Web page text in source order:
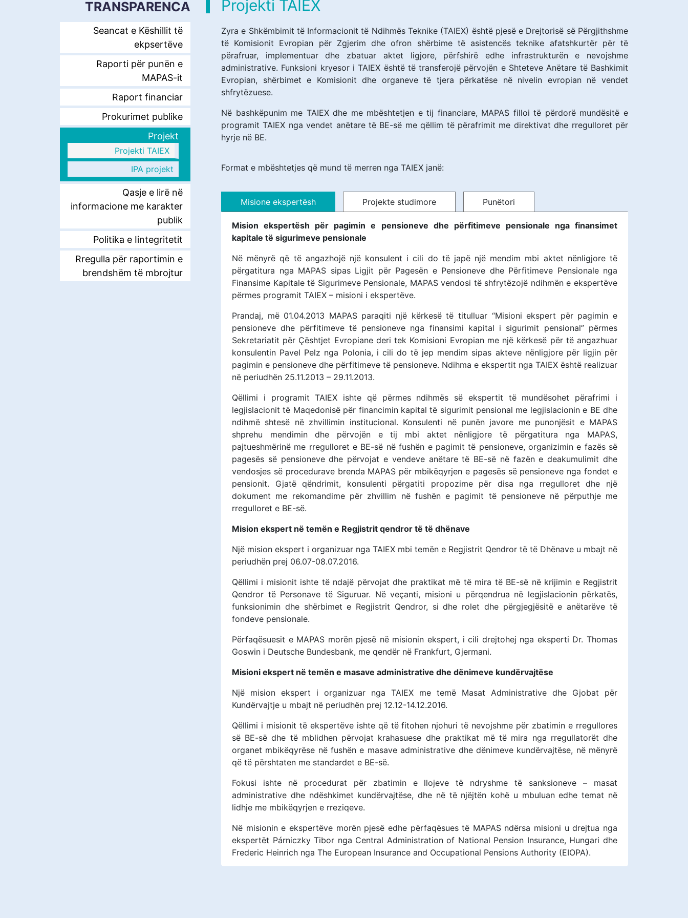
TRANSPARENCA
Seancat e Këshillit të
ekpsertëve
Raporti për punën e
MAPAS-it
Raport financiar
Prokurimet publike
Projekt
Projekti TAIEX
IPA projekt
Qasje e lirë në
informacione me karakter
publik
Politika e Iintegritetit
Rregulla për raportimin e
brendshëm të mbrojtur
Projekti TAIEX
Zyra e Shkëmbimit të Informacionit të Ndihmës Teknike (TAIEX) është pjesë e Drejtorisë së Përgjithshme
të Komisionit Evropian për Zgjerim dhe ofron shërbime të asistencës teknike afatshkurtër për të
përafruar, implementuar dhe zbatuar aktet ligjore, përfshirë edhe infrastrukturën e nevojshme
administrative. Funksioni kryesor i TAIEX është të transferojë përvojën e Shteteve Anëtare të Bashkimit
Evropian, shërbimet e Komisionit dhe organeve të tjera përkatëse në nivelin evropian në vendet
shfrytëzuese.
Në bashkëpunim me TAIEX dhe me mbështetjen e tij financiare, MAPAS filloi të përdorë mundësitë e
programit TAIEX nga vendet anëtare të BE-së me qëllim të përafrimit me direktivat dhe rregulloret për
hyrje në BE.
Format e mbështetjes që mund të merren nga TAIEX janë:
Misione ekspertësh Projekte studimore Punëtori
Mision ekspertësh për pagimin e pensioneve dhe përfitimeve pensionale nga finansimet
kapitale të sigurimeve pensionale
Në mënyrë që të angazhojë një konsulent i cili do të japë një mendim mbi aktet nënligjore të
përgatitura nga MAPAS sipas Ligjit për Pagesën e Pensioneve dhe Përfitimeve Pensionale nga
Finansime Kapitale të Sigurimeve Pensionale, MAPAS vendosi të shfrytëzojë ndihmën e ekspertëve
përmes programit TAIEX – misioni i ekspertëve.
Prandaj, më 01.04.2013 MAPAS paraqiti një kërkesë të titulluar “Misioni ekspert për pagimin e
pensioneve dhe përfitimeve të pensioneve nga finansimi kapital i sigurimit pensional” përmes
Sekretariatit për Çështjet Evropiane deri tek Komisioni Evropian me një kërkesë për të angazhuar
konsulentin Pavel Pelz nga Polonia, i cili do të jep mendim sipas akteve nënligjore për ligjin për
pagimin e pensioneve dhe përfitimeve të pensioneve. Ndihma e ekspertit nga TAIEX është realizuar
në periudhën 25.11.2013 – 29.11.2013.
Qëllimi i programit TAIEX ishte që përmes ndihmës së ekspertit të mundësohet përafrimi i
legjislacionit të Maqedonisë për financimin kapital të sigurimit pensional me legjislacionin e BE dhe
ndihmë shtesë në zhvillimin institucional. Konsulenti në punën javore me punonjësit e MAPAS
shprehu mendimin dhe përvojën e tij mbi aktet nënligjore të përgatitura nga MAPAS,
pajtueshmërinë me rregulloret e BE-së në fushën e pagimit të pensioneve, organizimin e fazës së
pagesës së pensioneve dhe përvojat e vendeve anëtare të BE-së në fazën e deakumulimit dhe
vendosjes së procedurave brenda MAPAS për mbikëqyrjen e pagesës së pensioneve nga fondet e
pensionit. Gjatë qëndrimit, konsulenti përgatiti propozime për disa nga rregulloret dhe një
dokument me rekomandime për zhvillim në fushën e pagimit të pensioneve në përputhje me
rregulloret e BE-së.
Mision ekspert në temën e Regjistrit qendror të të dhënave
Një mision ekspert i organizuar nga TAIEX mbi temën e Regjistrit Qendror të të Dhënave u mbajt në
periudhën prej 06.07-08.07.2016.
Qëllimi i misionit ishte të ndajë përvojat dhe praktikat më të mira të BE-së në krijimin e Regjistrit
Qendror të Personave të Siguruar. Në veçanti, misioni u përqendrua në legjislacionin përkatës,
funksionimin dhe shërbimet e Regjistrit Qendror, si dhe rolet dhe përgjegjësitë e anëtarëve të
fondeve pensionale.
Përfaqësuesit e MAPAS morën pjesë në misionin ekspert, i cili drejtohej nga eksperti Dr. Thomas
Goswin i Deutsche Bundesbank, me qendër në Frankfurt, Gjermani.
Misioni ekspert në temën e masave administrative dhe dënimeve kundërvajtëse
Një mision ekspert i organizuar nga TAIEX me temë Masat Administrative dhe Gjobat për
Kundërvajtje u mbajt në periudhën prej 12.12-14.12.2016.
Qëllimi i misionit të ekspertëve ishte që të fitohen njohuri të nevojshme për zbatimin e rregullores
së BE-së dhe të mblidhen përvojat krahasuese dhe praktikat më të mira nga rregullatorët dhe
organet mbikëqyrëse në fushën e masave administrative dhe dënimeve kundërvajtëse, në mënyrë
që të përshtaten me standardet e BE-së.
Fokusi ishte në procedurat për zbatimin e llojeve të ndryshme të sanksioneve – masat
administrative dhe ndëshkimet kundërvajtëse, dhe në të njëjtën kohë u mbuluan edhe temat në
lidhje me mbikëqyrjen e rreziqeve.
Në misionin e ekspertëve morën pjesë edhe përfaqësues të MAPAS ndërsa misioni u drejtua nga
ekspertët Párniczky Tibor nga Central Administration of National Pension Insurance, Hungari dhe
Frederic Heinrich nga The European Insurance and Occupational Pensions Authority (EIOPA).